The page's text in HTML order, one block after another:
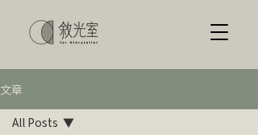
文章
All Posts